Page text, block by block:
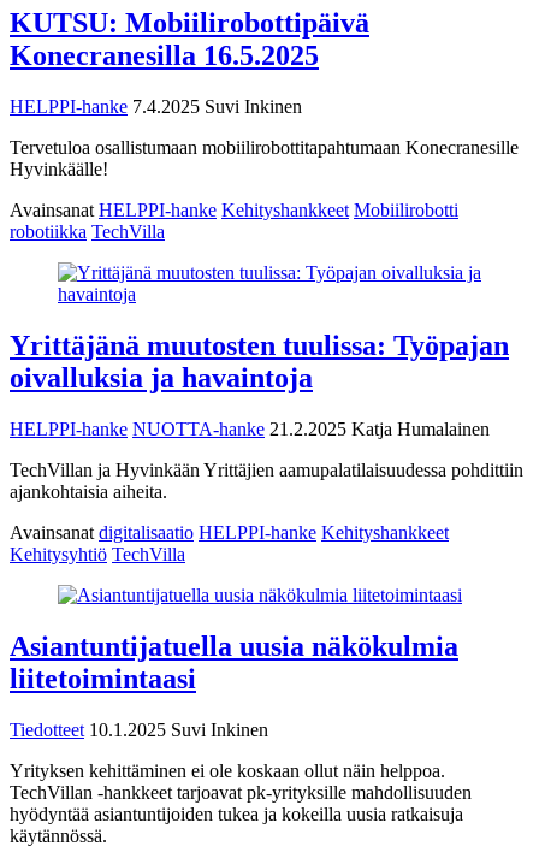
KUTSU: Mobiilirobottipäivä
Konecranesilla 16.5.2025
HELPPI-hanke 7.4.2025 Suvi Inkinen
Tervetuloa osallistumaan mobiilirobottitapahtumaan Konecranesille
Hyvinkäälle!
Avainsanat HELPPI-hanke Kehityshankkeet Mobiilirobotti
robotiikka TechVilla
Yrittäjänä muutosten tuulissa: Työpajan
oivalluksia ja havaintoja
HELPPI-hanke NUOTTA-hanke 21.2.2025 Katja Humalainen
TechVillan ja Hyvinkään Yrittäjien aamupalatilaisuudessa pohdittiin
ajankohtaisia aiheita.
Avainsanat digitalisaatio HELPPI-hanke Kehityshankkeet
Kehitysyhtiö TechVilla
Asiantuntijatuella uusia näkökulmia
liitetoimintaasi
Tiedotteet 10.1.2025 Suvi Inkinen
Yrityksen kehittäminen ei ole koskaan ollut näin helppoa.
TechVillan -hankkeet tarjoavat pk-yrityksille mahdollisuuden
hyödyntää asiantuntijoiden tukea ja kokeilla uusia ratkaisuja
käytännössä.